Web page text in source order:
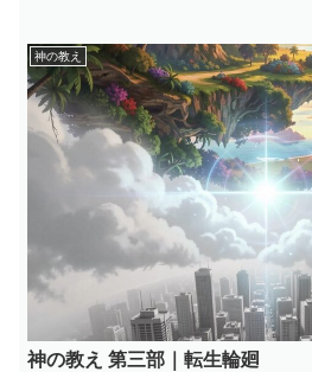
神の教え
神の教え 第三部｜転生輪廻